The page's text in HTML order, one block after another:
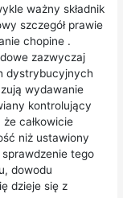
ważny składnik
szczegół prawie
chopine .
zazwyczaj
dystrybucyjnych
wydawanie
kontrolujący
całkowicie
niż ustawiony
tego
dowodu
dzieje się z